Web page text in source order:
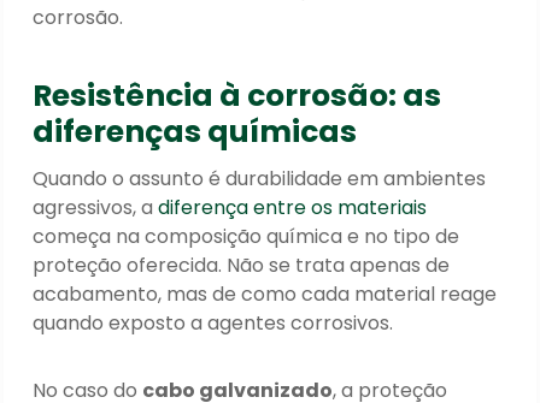
corrosão.
Resistência à corrosão: as
diferenças químicas
Quando o assunto é durabilidade em ambientes
agressivos, adiferença entre os materiais
começa na composição química e no tipo de
proteção oferecida. Não se trata apenas de
acabamento, mas de como cada material reage
quando exposto a agentes corrosivos.
No caso do cabo galvanizado, a proteção